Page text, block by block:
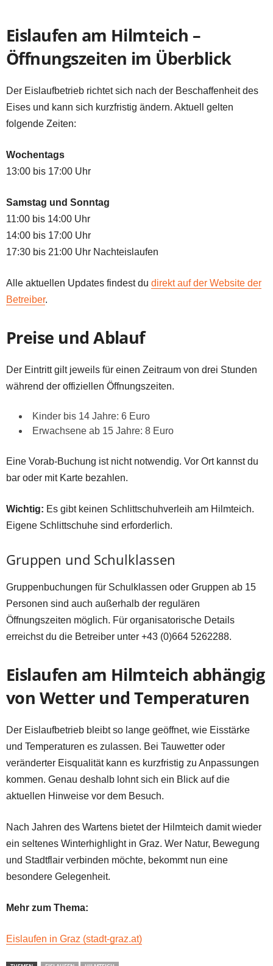
Eislaufen am Hilmteich –
Öffnungszeiten im Überblick
Der Eislaufbetrieb richtet sich nach der Beschaffenheit des
Eises und kann sich kurzfristig ändern. Aktuell gelten
folgende Zeiten:
Wochentags
13:00 bis 17:00 Uhr
Samstag und Sonntag
11:00 bis 14:00 Uhr
14:00 bis 17:00 Uhr
17:30 bis 21:00 Uhr Nachteislaufen
Alle aktuellen Updates findest du direkt auf der Website der
Betreiber.
Preise und Ablauf
Der Eintritt gilt jeweils für einen Zeitraum von drei Stunden
während der offiziellen Öffnungszeiten.
Kinder bis 14 Jahre: 6 Euro
Erwachsene ab 15 Jahre: 8 Euro
Eine Vorab-Buchung ist nicht notwendig. Vor Ort kannst du
bar oder mit Karte bezahlen.
Wichtig: Es gibt keinen Schlittschuhverleih am Hilmteich.
Eigene Schlittschuhe sind erforderlich.
Gruppen und Schulklassen
Gruppenbuchungen für Schulklassen oder Gruppen ab 15
Personen sind auch außerhalb der regulären
Öffnungszeiten möglich. Für organisatorische Details
erreichst du die Betreiber unter +43 (0)664 5262288.
Eislaufen am Hilmteich abhängig
von Wetter und Temperaturen
Der Eislaufbetrieb bleibt so lange geöffnet, wie Eisstärke
und Temperaturen es zulassen. Bei Tauwetter oder
veränderter Eisqualität kann es kurzfristig zu Anpassungen
kommen. Genau deshalb lohnt sich ein Blick auf die
aktuellen Hinweise vor dem Besuch.
Nach Jahren des Wartens bietet der Hilmteich damit wieder
ein seltenes Winterhighlight in Graz. Wer Natur, Bewegung
und Stadtflair verbinden möchte, bekommt nun eine
besondere Gelegenheit.
Mehr zum Thema:
Eislaufen in Graz (stadt-graz.at)